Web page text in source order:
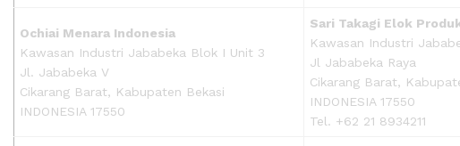
Ochiai Menara Indonesia
Kawasan Industri Jababeka Blok I Unit 3
Jl. Jababeka V
Cikarang Barat, Kabupaten Bekasi
INDONESIA 17550
Sari Takagi Elok
Kawasan Industri
Jl Jababeka Raya
Cikarang Barat,
INDONESIA 17550
Tel. +62 21 8934211